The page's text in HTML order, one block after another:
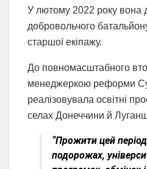
У лютому 2022 року вона
добровольчого
старшої екіпажу.
До повномасштабного
менеджеркою реформи
реалізовувала освітні
селах Донеччини й
“Прожити цей
подорожах,